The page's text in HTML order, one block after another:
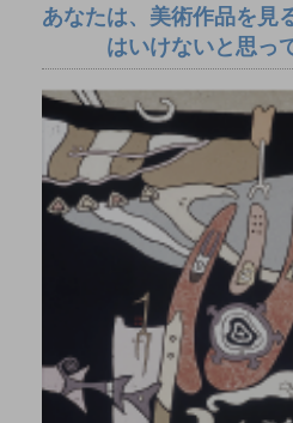
あなたは、美術作品を見
はいけないと思っ